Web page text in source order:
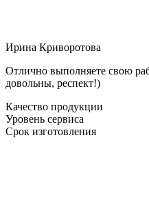
Ирина Криворотова
Отлично выполняете свою
довольны, респект!)
Качество продукции
Уровень сервиса
Срок изготовления